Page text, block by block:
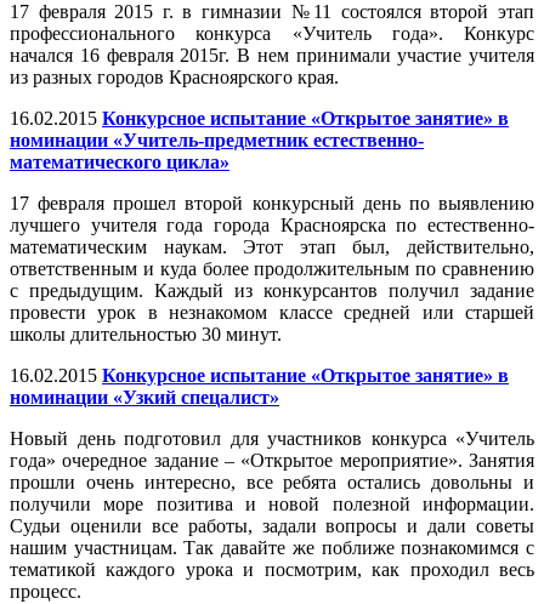
17 февраля 2015 г. в гимназии №11 состоялся второй этап
профессионального конкурса «Учитель года». Конкурс
начался 16 февраля 2015г. В нем принимали участие учителя
из разных городов Красноярского края.
16.02.2015 Конкурсное испытание «Открытое занятие» в
номинации «Учитель-предметник естественно-
математического цикла»
17 февраля прошел второй конкурсный день по выявлению
лучшего учителя года города Красноярска по естественно-
математическим наукам. Этот этап был, действительно,
ответственным и куда более продолжительным по сравнению
с предыдущим. Каждый из конкурсантов получил задание
провести урок в незнакомом классе средней или старшей
школы длительностью 30 минут.
16.02.2015 Конкурсное испытание «Открытое занятие» в
номинации «Узкий спецалист»
Новый день подготовил для участников конкурса «Учитель
года» очередное задание – «Открытое мероприятие». Занятия
прошли очень интересно, все ребята остались довольны и
получили море позитива и новой полезной информации.
Судьи оценили все работы, задали вопросы и дали советы
нашим участницам. Так давайте же поближе познакомимся с
тематикой каждого урока и посмотрим, как проходил весь
процесс.